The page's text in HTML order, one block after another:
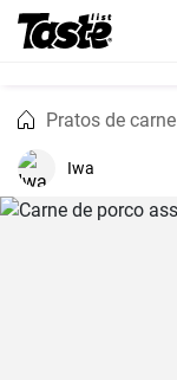
Pratos de carne
Iwa